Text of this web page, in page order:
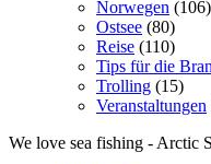
Norwegen (106)
Ostsee (80)
Reise (110)
Tips für die
Trolling (15)
Veranstaltungen
We love sea fishing - Arctic